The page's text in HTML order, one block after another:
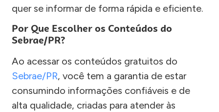
quer se informar de forma rápida e eficiente.
Por Que Escolher os Conteúdos do
Sebrae/PR?
Ao acessar os conteúdos gratuitos do
Sebrae/PR, você tem a garantia de estar
consumindo informações confiáveis e de
alta qualidade, criadas para atender às